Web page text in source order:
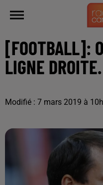
[FOOTBALL]:
LIGNE DROITE.
Modifié : 7 mars 2019 à